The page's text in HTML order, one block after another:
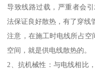
导致线路过载，严重者会
法保证良好散热，有了穿线
注意，在施工时电线所占空
空间，就是供电线散热的。
2、抗机械性：与电线相比